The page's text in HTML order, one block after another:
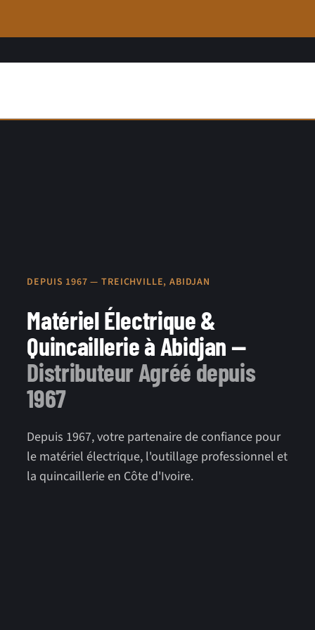
DEPUIS 1967 — TREICHVILLE, ABIDJAN
Matériel Électrique &
Quincaillerie à Abidjan —
Distributeur Agréé depuis
1967
Depuis 1967, votre partenaire de confiance pour
le matériel électrique, l'outillage professionnel et
la quincaillerie en Côte d'Ivoire.